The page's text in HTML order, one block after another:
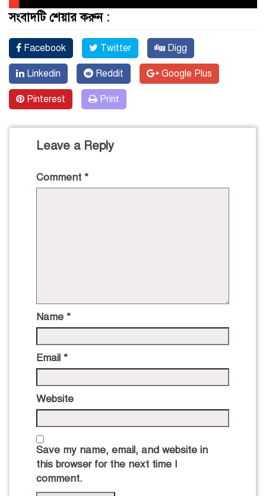
সংবাদটি শেয়ার করুন :
Facebook Twitter Digg
Linkedin Reddit Google Plus
Pinterest Print
Leave a Reply
Comment *
Name *
Email *
Website
Save my name, email, and website in
this browser for the next time I
comment.